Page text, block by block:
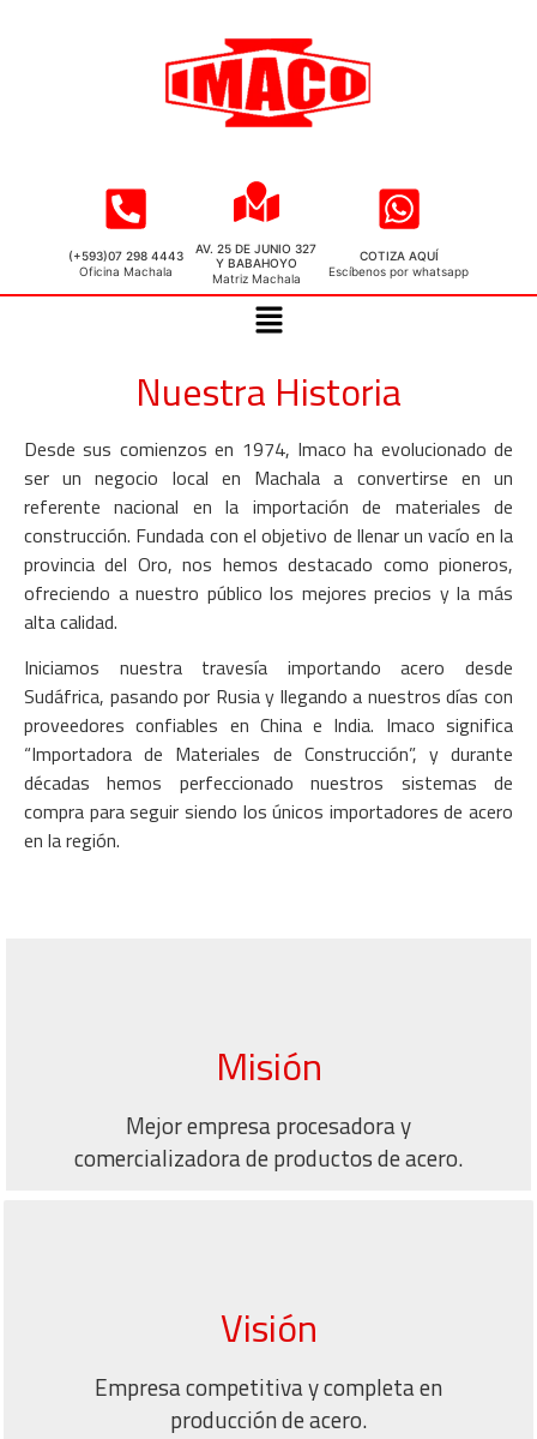
(+593)07 298 4443
Oficina Machala
AV. 25 DE JUNIO 327
Y BABAHOYO
Matriz Machala
COTIZA AQUÍ
Escíbenos por whatsapp
Nuestra Historia
Desde sus comienzos en 1974, Imaco ha evolucionado de
ser un negocio local en Machala a convertirse en un
referente nacional en la importación de materiales de
construcción. Fundada con el objetivo de llenar un vacío en la
provincia del Oro, nos hemos destacado como pioneros,
ofreciendo a nuestro público los mejores precios y la más
alta calidad.
Iniciamos nuestra travesía importando acero desde
Sudáfrica, pasando por Rusia y llegando a nuestros días con
proveedores confiables en China e India. Imaco significa
“Importadora de Materiales de Construcción”, y durante
décadas hemos perfeccionado nuestros sistemas de
compra para seguir siendo los únicos importadores de acero
en la región.
Misión
Mejor empresa procesadora y
comercializadora de productos de acero.
Visión
Empresa competitiva y completa en
producción de acero.